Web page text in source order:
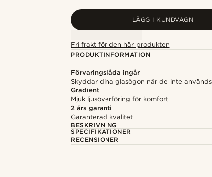
LÄGG I KUNDVAGN
Fri frakt för den här produkten
PRODUKTINFORMATION
Förvaringslåda ingår
Skyddar dina glasögon när de inte används
Gradient
Mjuk ljusöverföring för komfort
2 års garanti
Garanterad kvalitet
BESKRIVNING
SPECIFIKATIONER
RECENSIONER